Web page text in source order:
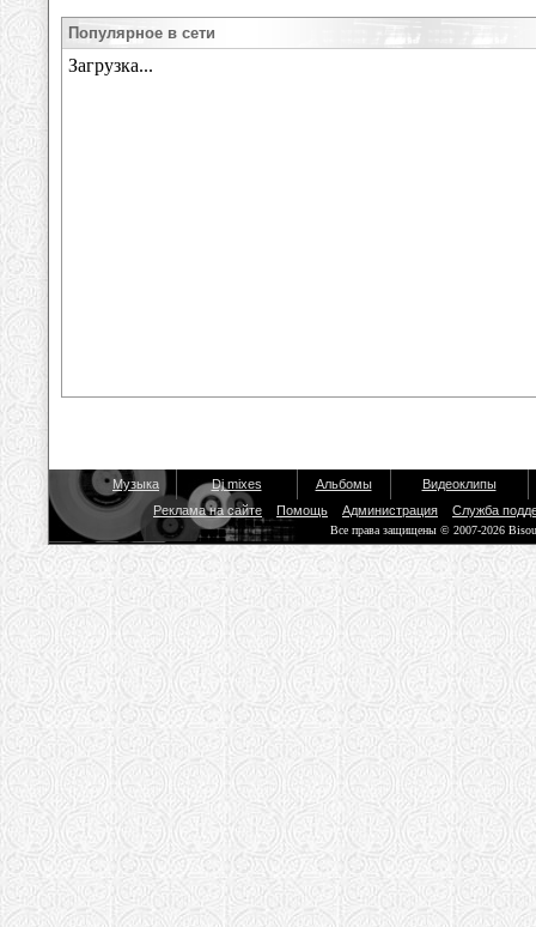
Популярное в сети
Музыка Dj mixes Альбомы
Видеоклипы
Реклама на сайте
Помощь Администрация Служба
Все права защищены © 2007-2026